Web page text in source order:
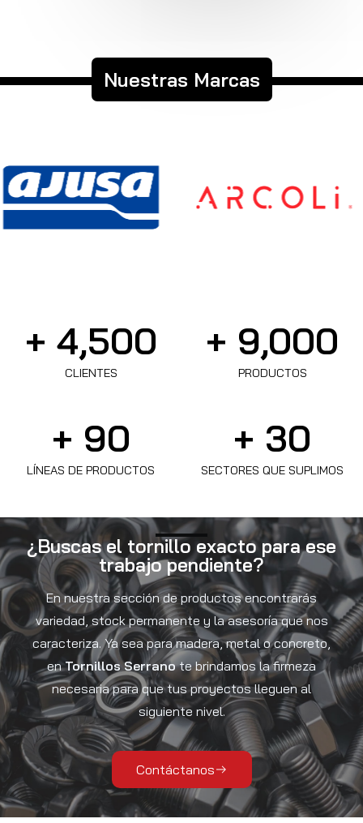
Nuestras Marcas
CLIENTES
+ 4,500
PRODUCTOS
+ 9,000
LÍNEAS DE PRODUCTOS
+ 90
SECTORES QUE SUPLIMOS
+ 30
¿Buscas el tornillo exacto para ese
trabajo pendiente?
En nuestra sección de productos encontrarás
variedad, stock permanente y la asesoría que nos
caracteriza. Ya sea para madera, metal o concreto,
enTornillos Serranote brindamos la firmeza
necesaria para que tus proyectos lleguen al
siguiente nivel.
Contáctanos